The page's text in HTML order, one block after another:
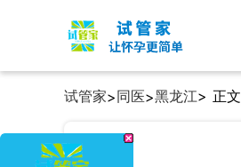
试管家>同医>黑龙江> 正文